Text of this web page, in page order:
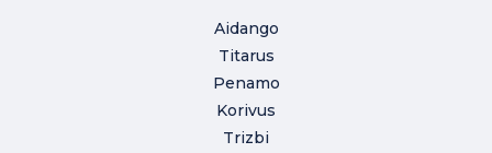
Aidango
Titarus
Penamo
Korivus
Trizbi